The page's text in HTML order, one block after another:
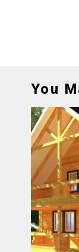
You